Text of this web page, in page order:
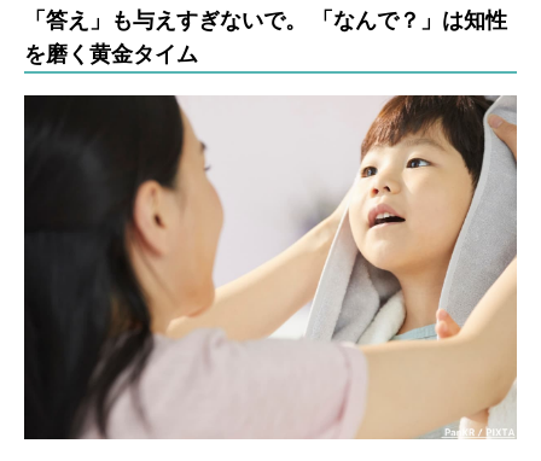
「答え」も与えすぎないで。 「なんで？」は知性
を磨く黄金タイム